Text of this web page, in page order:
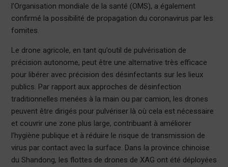
l’Organisation mondiale de la santé (OMS), a également
confirmé la possibilité de propagation du coronavirus par les
fomites.
Le drone agricole, en tant qu’outil de pulvérisation de
précision autonome, peut être une alternative très efficace
pour libérer avec précision des désinfectants sur les lieux
publics. Par rapport aux approches de désinfection
traditionnelles menées à la main ou par camion, les drones
peuvent être dirigés pour pulvériser là où cela est nécessaire
et couvrir une zone plus large, contribuant à améliorer
l’hygiène publique et à réduire le risque de transmission de
virus par contact avec la surface. Dans la province chinoise
du Shandong, les flottes de drones de XAG ont été déployées